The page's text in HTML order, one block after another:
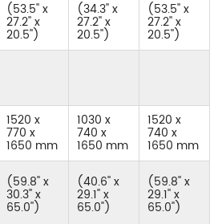
(53.5'' x
27.2'' x
20.5'')
(34.3'' x
27.2'' x
20.5'')
(53.5'' x
27.2'' x
20.5'')
1520 x
770 x
1650 mm
1030 x
740 x
1650 mm
1520 x
740 x
1650 mm
(59.8'' x
30.3'' x
65.0'')
(40.6'' x
29.1'' x
65.0'')
(59.8'' x
29.1'' x
65.0'')